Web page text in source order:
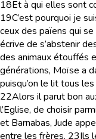
18Et à qui elles sont
19C’est pourquoi je
ceux des païens qui
écrive de s’abstenir
des animaux étouffés
générations, Moïse a
puisqu’on le lit tous
22Alors il parut bon
l’Eglise, de choisir
et Barnabas, Jude
entre les frères. 23Ils